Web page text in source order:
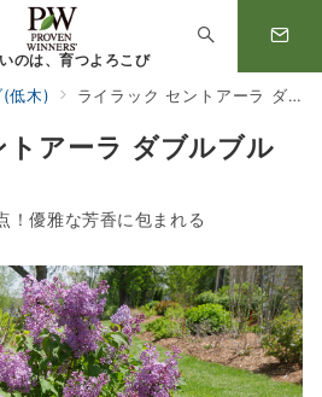
のは、育つよろこび
(低木) ライラック セントアーラ ダブルブルー
アーラ ダブルブル
！優雅な芳香に包まれる